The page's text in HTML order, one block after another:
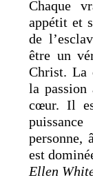
Chaque
appétit et
de
être un
Christ. La
la
cœur. Il
personne,
est
Ellen